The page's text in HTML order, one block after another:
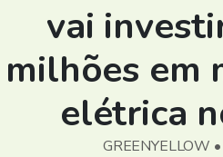
vai
milhões em
elétrica
GREENYELLOW